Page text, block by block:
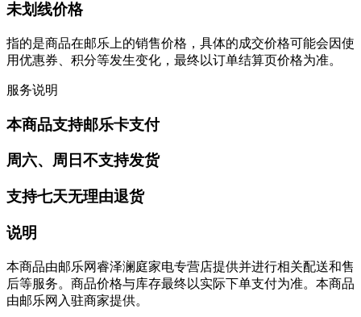
未划线价格
指的是商品在邮乐上的销售价格，具体的成交价格可能会因使
用优惠券、积分等发生变化，最终以订单结算页价格为准。
服务说明
本商品支持邮乐卡支付
周六、周日不支持发货
支持七天无理由退货
说明
本商品由邮乐网睿泽澜庭家电专营店提供并进行相关配送和售
后等服务。商品价格与库存最终以实际下单支付为准。本商品
由邮乐网入驻商家提供。